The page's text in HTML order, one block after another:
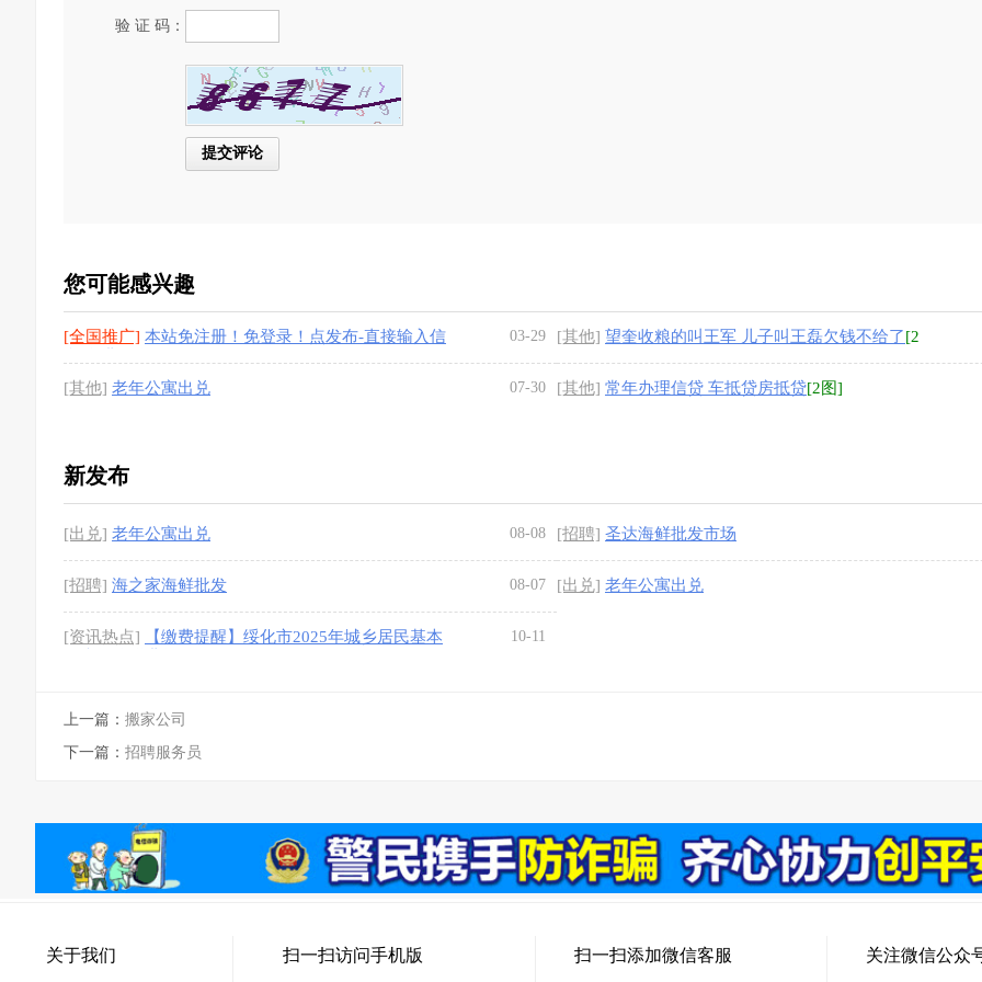
验 证 码：
您可能感兴趣
[全国推广] 本站免注册！免登录！点发布-直接输入信
03-29 [其他] 望奎收粮的叫王军 儿子叫王磊欠钱不给了[2
[其他] 老年公寓出兑 07-30 [其他] 常年办理信贷 车抵贷房抵贷[2图]
新发布
[出兑] 老年公寓出兑 08-08 [招聘] 圣达海鲜批发市场
[招聘] 海之家海鲜批发 08-07 [出兑] 老年公寓出兑
[资讯热点]
【缴费提醒】绥化市2025年城乡居民基本
10-11
上一篇： 搬家公司
下一篇： 招聘服务员
关于我们 扫一扫访问手机版 扫一扫添加微信客服 关注微信公众